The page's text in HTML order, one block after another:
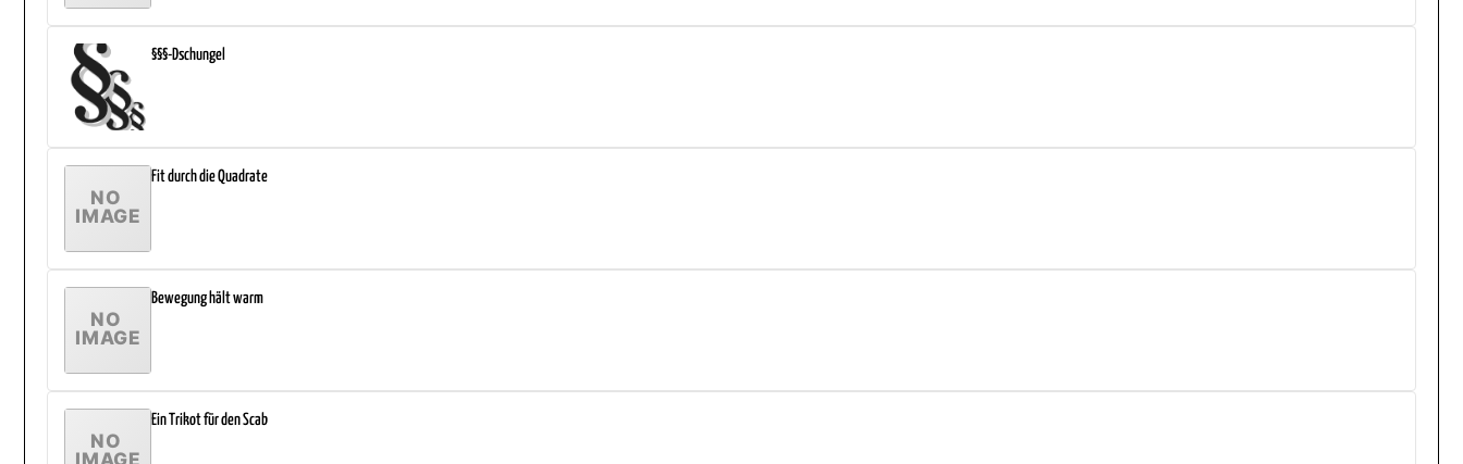
§§§-Dschungel
Fit durch die Quadrate
Bewegung hält warm
Ein Trikot für den Scab